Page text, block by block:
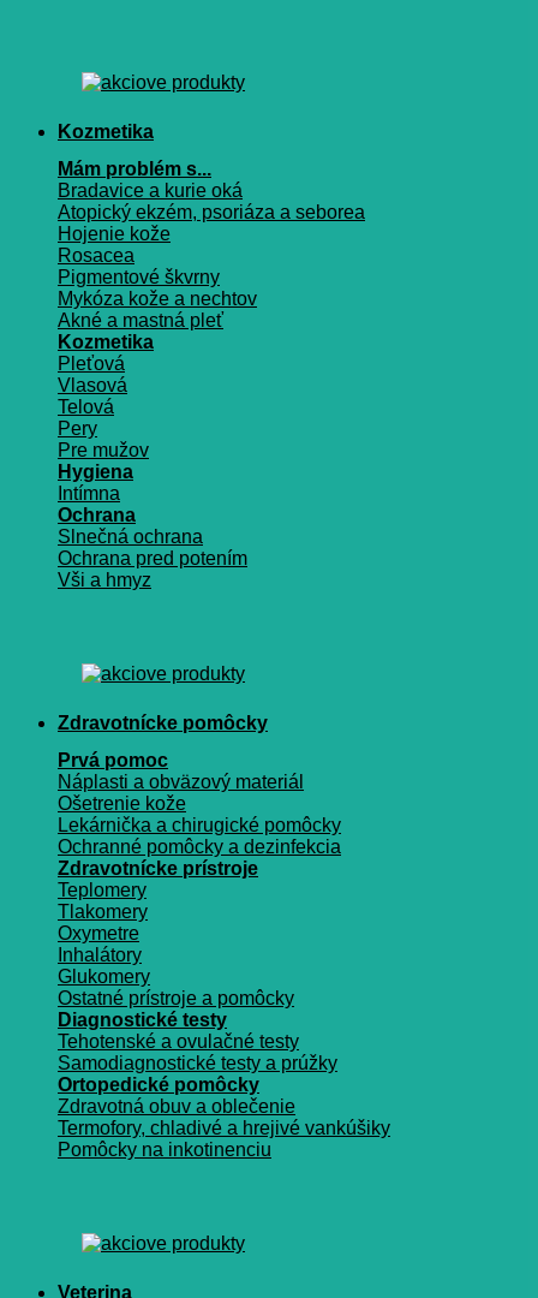
Kozmetika
Mám problém s...
Bradavice a kurie oká
Atopický ekzém, psoriáza a seborea
Hojenie kože
Rosacea
Pigmentové škvrny
Mykóza kože a nechtov
Akné a mastná pleť
Kozmetika
Pleťová
Vlasová
Telová
Pery
Pre mužov
Hygiena
Intímna
Ochrana
Slnečná ochrana
Ochrana pred potením
Vši a hmyz
Zdravotnícke pomôcky
Prvá pomoc
Náplasti a obväzový materiál
Ošetrenie kože
Lekárnička a chirugické pomôcky
Ochranné pomôcky a dezinfekcia
Zdravotnícke prístroje
Teplomery
Tlakomery
Oxymetre
Inhalátory
Glukomery
Ostatné prístroje a pomôcky
Diagnostické testy
Tehotenské a ovulačné testy
Samodiagnostické testy a prúžky
Ortopedické pomôcky
Zdravotná obuv a oblečenie
Termofory, chladivé a hrejivé vankúšiky
Pomôcky na inkotinenciu
Veterina